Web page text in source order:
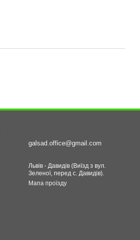
galsad.office@gmail.com
Львів - Давидів (Виїзд з вул.
Зеленої, перед с. Давидів).
Мапа проїзду